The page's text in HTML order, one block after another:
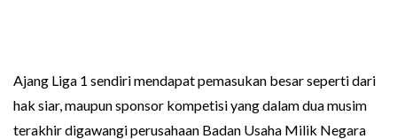
Ajang Liga 1 sendiri mendapat pemasukan besar seperti dari
hak siar, maupun sponsor kompetisi yang dalam dua musim
terakhir digawangi perusahaan Badan Usaha Milik Negara